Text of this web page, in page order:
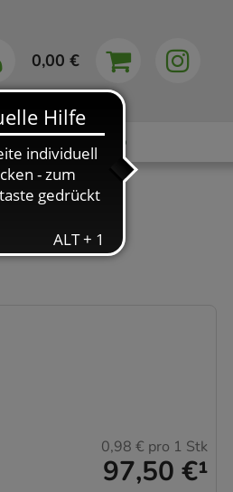
0,00 €
Ratgeber App
97,50 €¹
0,98 € pro 1 Stk